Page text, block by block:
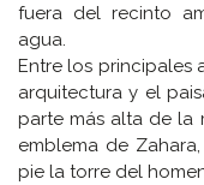
fuera del recinto
agua.
Entre los principales
arquitectura y el
parte más alta de la
emblema de
pie la torre del